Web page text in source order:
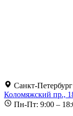
Санкт-Петербург
Коломяжский пр.,
Пн-Пт: 9:00 –